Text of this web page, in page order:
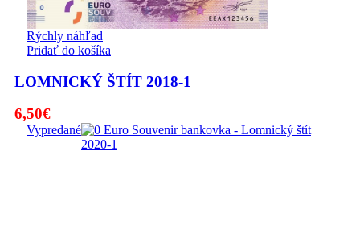
Rýchly náhľad
Pridať do košíka
LOMNICKÝ ŠTÍT 2018-1
6,50€
Vypredané